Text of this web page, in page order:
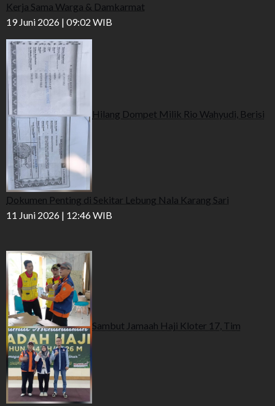
Kerja Sama Warga & Damkarmat
19 Juni 2026 | 09:02 WIB
Hilang Dompet Milik Rio Wahyudi, Berisi
Dokumen Penting di Sekitar Lebung Nala Karang Sari
11 Juni 2026 | 12:46 WIB
Sambut Jamaah Haji Kloter 17, Tim